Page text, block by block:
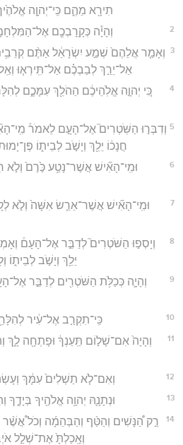
תִירָ֖א מֵהֶ֑ם כִּֽי־יְהוָ֤ה
2 וְהָיָ֕ה כְּקָֽרָבְכֶ֖ם
3
וְאָמַ֤ר אֲלֵהֶם֙ שְׁמַ֣ע יִשְׂרָאֵ֔ל אַתֶּ֨ם
אַל־יֵרַ֣ךְ לְבַבְכֶ֗ם אַל־תִּֽירְא֧וּ
4
כִּ֚י יְהוָ֣ה אֱלֹֽהֵיכֶ֔ם הַהֹלֵ֖ךְ עִמָּכֶ֑ם
5 וְדִבְּר֣וּ הַשֹּֽׁטְרִים֮ אֶל־הָעָ֣ם לֵאמֹר֒
חֲנָכ֔וֹ יֵלֵ֖ךְ וְיָשֹׁ֣ב לְבֵית֑וֹ
6
וּמִֽי־הָאִ֞ישׁ אֲשֶׁר־נָטַ֥ע כֶּ֙רֶם֙ וְלֹ֣א
7
וּמִֽי־הָאִ֞ישׁ אֲשֶׁר־אֵרַ֤שׂ אִשָּׁה֙ וְלֹ֣א
8
וְיָסְפ֣וּ הַשֹּׁטְרִים֮ לְדַבֵּ֣ר אֶל־הָעָם֒
יֵלֵ֖ךְ וְיָשֹׁ֣ב לְבֵית֑וֹ
9
וְהָיָ֛ה כְּכַלֹּ֥ת הַשֹּׁטְרִ֖ים לְדַבֵּ֣ר
10 כִּֽי־תִקְרַ֣ב אֶל־עִ֔יר
11
וְהָיָה֙ אִם־שָׁל֣וֹם תַּֽעַנְךָ֔ וּפָתְחָ֖ה לָ֑ךְ
12 וְאִם־לֹ֤א תַשְׁלִים֙ עִמָּ֔ךְ
13 וּנְתָנָ֛הּ יְהוָ֥ה אֱלֹהֶ֖יךָ בְּיָדֶ֑ךָ
14
רַ֣ק הַ֠נָּשִׁים וְהַטַּ֨ף וְהַבְּהֵמָ֜ה וְכֹל֩ אֲשֶׁ֨ר
וְאָֽכַלְתָּ֙ אֶת־שְׁלַ֣ל